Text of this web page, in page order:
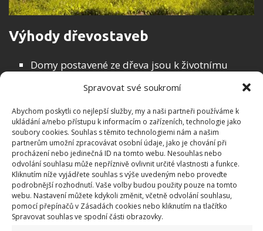
Spravovat své soukromí
Abychom poskytli co nejlepší služby, my a naši partneři používáme k
ukládání a/nebo přístupu k informacím o zařízeních, technologie jako
soubory cookies. Souhlas s těmito technologiemi nám a našim
partnerům umožní zpracovávat osobní údaje, jako je chování při
procházení nebo jedinečná ID na tomto webu. Nesouhlas nebo
odvolání souhlasu může nepříznivě ovlivnit určité vlastnosti a funkce.
Kliknutím níže vyjádřete souhlas s výše uvedeným nebo proveďte
podrobnější rozhodnutí. Vaše volby budou použity pouze na tomto
webu. Nastavení můžete kdykoli změnit, včetně odvolání souhlasu,
pomocí přepínačů v Zásadách cookies nebo kliknutím na tlačítko
Spravovat souhlas ve spodní části obrazovky.
Výhody dřevostaveb
Domy postavené ze dřeva jsou k životnímu
vůbec nejpřirozenější materiál. Mimo základové
desky se dům staví tzv. na sucho, tudíž lze
stavbu realizovat kdykoliv během roku.
Flexibilita a variabilita patří mezi výhody
dřevostaveb. Když se totiž rozhodnete
v budoucnu pro nové okno či dveře, není
v tomto případě problém. Žádné bourání již
postavené zdi, prostě poměrně rychlé úpravy.